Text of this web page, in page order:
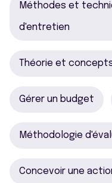
Méthodes et
d'entretien
Théorie et
Gérer un budget
Méthodologie
Concevoir une